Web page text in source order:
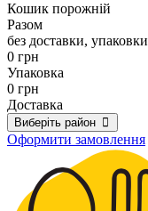
Кошик порожній
Разом
без доставки, упаковки
0 грн
Упаковка
0 грн
Доставка
Виберіть район
Оформити замовлення